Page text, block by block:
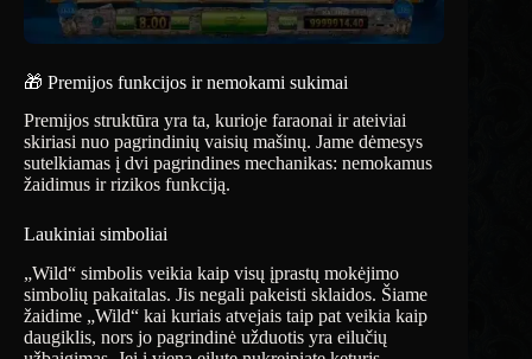
🎁 Premijos funkcijos ir nemokami sukimai
Premijos struktūra yra ta, kurioje faraonai ir ateiviai
skiriasi nuo pagrindinių vaisių mašinų. Jame dėmesys
sutelkiamas į dvi pagrindines mechanikas: nemokamus
žaidimus ir rizikos funkciją.
Laukiniai simboliai
„Wild“ simbolis veikia kaip visų įprastų mokėjimo
simbolių pakaitalas. Jis negali pakeisti sklaidos. Šiame
žaidime „Wild“ kai kuriais atvejais taip pat veikia kaip
daugiklis, nors jo pagrindinė užduotis yra eilučių